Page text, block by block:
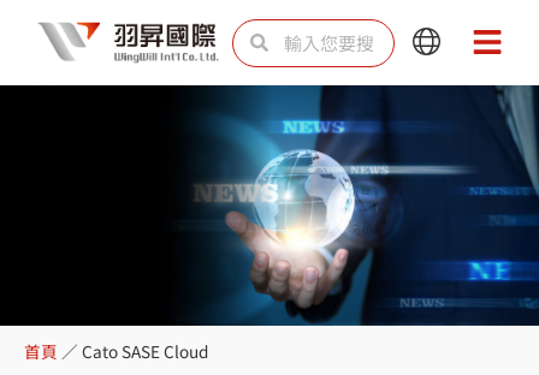
主
搜
尋 尋
Main
Menu
Main
Menu
Cato SASE Cloud
首頁 ／ Cato SASE Cloud